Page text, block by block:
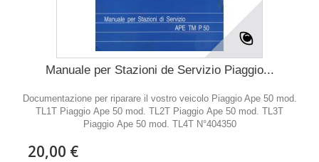
Manuale per Stazioni de Servizio Piaggio...
Documentazione per riparare il vostro veicolo Piaggio Ape 50 mod.
TL1T Piaggio Ape 50 mod. TL2T Piaggio Ape 50 mod. TL3T
Piaggio Ape 50 mod. TL4T N°404350
20,00 €